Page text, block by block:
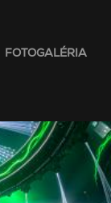
FOTOGALÉRIA